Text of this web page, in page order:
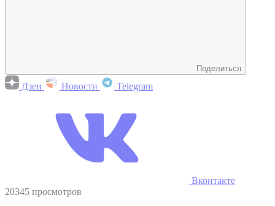
Поделиться
Дзен Новости Telegram
Вконтакте
20345 просмотров